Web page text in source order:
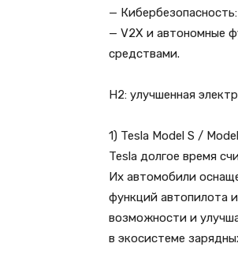
—
— V2X и автономные
средствами.
H2: улучшенная
1) Tesla Model S /
Tesla долгое время
Их автомобили
функций автопилота
возможности и
в экосистеме